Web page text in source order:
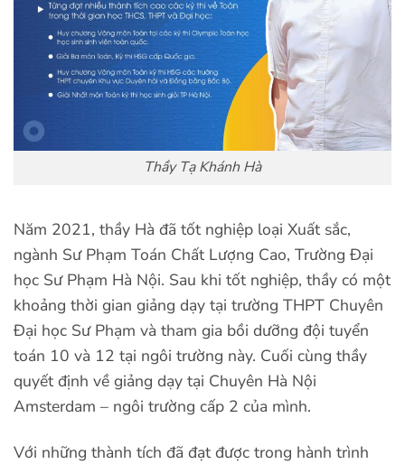
Thầy Tạ Khánh Hà
Năm 2021, thầy Hà đã tốt nghiệp loại Xuất sắc,
ngành Sư Phạm Toán Chất Lượng Cao, Trường Đại
học Sư Phạm Hà Nội. Sau khi tốt nghiệp, thầy có một
khoảng thời gian giảng dạy tại trường THPT Chuyên
Đại học Sư Phạm và tham gia bồi dưỡng đội tuyển
toán 10 và 12 tại ngôi trường này. Cuối cùng thầy
quyết định về giảng dạy tại Chuyên Hà Nội
Amsterdam – ngôi trường cấp 2 của mình.
Với những thành tích đã đạt được trong hành trình